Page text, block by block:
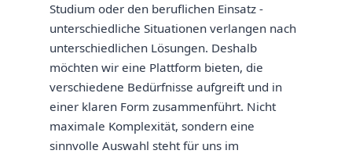
Studium oder den beruflichen Einsatz -
unterschiedliche Situationen verlangen nach
unterschiedlichen Lösungen. Deshalb
möchten wir eine Plattform bieten, die
verschiedene Bedürfnisse aufgreift und in
einer klaren Form zusammenführt. Nicht
maximale Komplexität, sondern eine
sinnvolle Auswahl steht für uns im